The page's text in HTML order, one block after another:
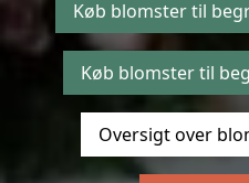
Køb blomster til
Køb blomster til
Oversigt over